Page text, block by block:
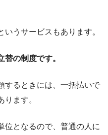
いうサービスもあります。
替の制度です。
するときには、一括払いで
ます。
位となるので、普通の人に